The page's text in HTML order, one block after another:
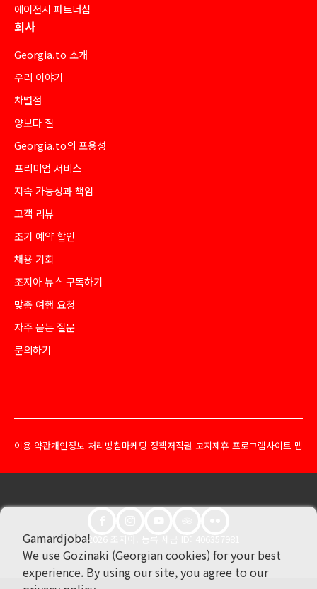
에이전시 파트너십
회사
Georgia.to 소개
우리 이야기
차별점
양보다 질
Georgia.to의 포용성
프리미엄 서비스
지속 가능성과 책임
고객 리뷰
조기 예약 할인
채용 기회
조지아 뉴스 구독하기
맞춤 여행 요청
자주 묻는 질문
문의하기
이용 약관개인정보 처리방침마케팅 정책저작권 고지제휴 프로그램사이트 맵
© 2026 조지아. 등록 세금 ID: 406357981
Gamardjoba!
We use Gozinaki (Georgian cookies) for your best
experience. By using our site, you agree to our